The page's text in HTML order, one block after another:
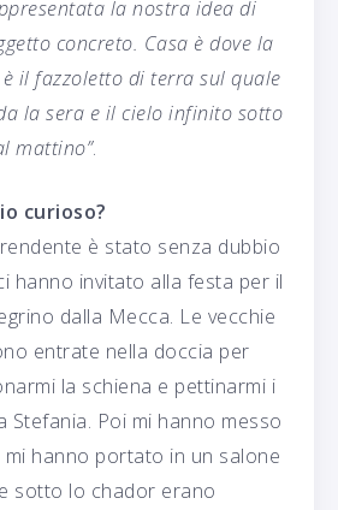
la nostra idea di
concreto. Casa è dove la
è il fazzoletto di terra sul quale
la sera e il cielo infinito sotto
mattino”.
curioso?
è stato senza dubbio
hanno invitato alla festa per il
dalla Mecca. Le vecchie
entrate nella doccia per
la schiena e pettinarmi i
Stefania. Poi mi hanno messo
hanno portato in un salone
sotto lo chador erano